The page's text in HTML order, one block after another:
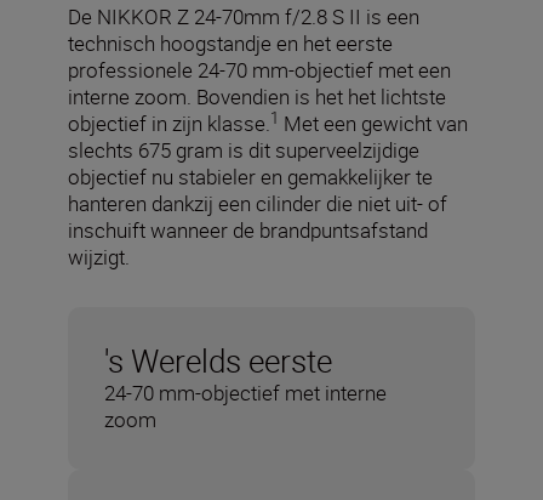
De NIKKOR Z 24-70mm f/2.8 S II is een
technisch hoogstandje en het eerste
professionele 24-70 mm-objectief met een
interne zoom. Bovendien is het het lichtste
objectief in zijn klasse.1 Met een gewicht van
slechts 675 gram is dit superveelzijdige
objectief nu stabieler en gemakkelijker te
hanteren dankzij een cilinder die niet uit- of
inschuift wanneer de brandpuntsafstand
wijzigt.
's Werelds eerste
24-70 mm-objectief met interne
zoom